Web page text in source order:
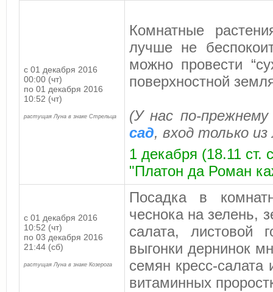
с 01 декабря 2016
00:00 (чт)
по 01 декабря 2016
10:52 (чт)
растущая Луна в знаке Стрельца
Комнатные
лучше не
можно провести
поверхностной
(У нас по-
сад, вход только из
1 декабря (18.11 ст.
"Платон да Роман
с 01 декабря 2016
10:52 (чт)
по 03 декабря 2016
21:44 (сб)
растущая Луна в знаке Козерога
Посадка в
чеснока на зелень,
салата, листовой
выгонки дернинок
семян кресс-салата
витаминных